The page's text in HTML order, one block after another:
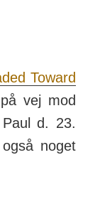
Toward
vej mod
d. 23.
noget